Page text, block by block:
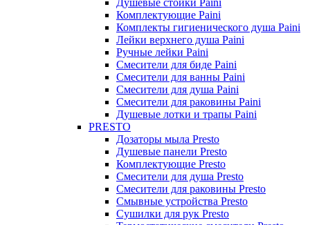
Душевые стойки Paini
Комплектующие Paini
Комплекты гигиенического душа Paini
Лейки верхнего душа Paini
Ручные лейки Paini
Смесители для биде Paini
Смесители для ванны Paini
Смесители для душа Paini
Смесители для раковины Paini
Душевые лотки и трапы Paini
PRESTO
Дозаторы мыла Presto
Душевые панели Presto
Комплектующие Presto
Смесители для душа Presto
Смесители для раковины Presto
Смывные устройства Presto
Сушилки для рук Presto